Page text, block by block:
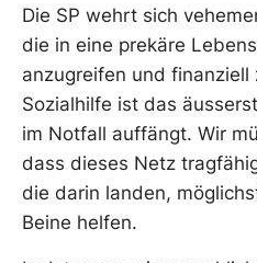
Die SP wehrt sich
die in eine prekäre
anzugreifen und finanziell
Sozialhilfe ist das
im Notfall auffängt. Wir
dass dieses Netz
die darin landen,
Beine helfen.